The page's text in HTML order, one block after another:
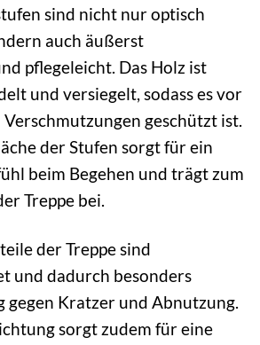
sind nicht nur optisch
auch äußerst
pflegeleicht. Das Holz ist
und versiegelt, sodass es vor
geschützt ist.
der Stufen sorgt für ein
beim Begehen und trägt zum
Treppe bei.
der Treppe sind
und dadurch besonders
gegen Kratzer und Abnutzung.
sorgt zudem für eine